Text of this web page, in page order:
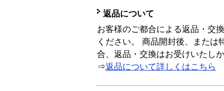
返品について
お客様のご都合による返品・交
ください。 商品開封後、または
合、返品・交換はお受けいたし
⇒返品について詳しくはこちら